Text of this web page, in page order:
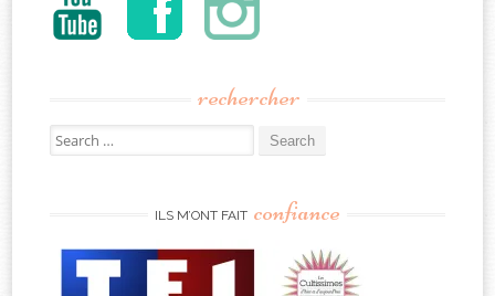
rechercher
Search
for:
ILS M’ONT FAIT confiance